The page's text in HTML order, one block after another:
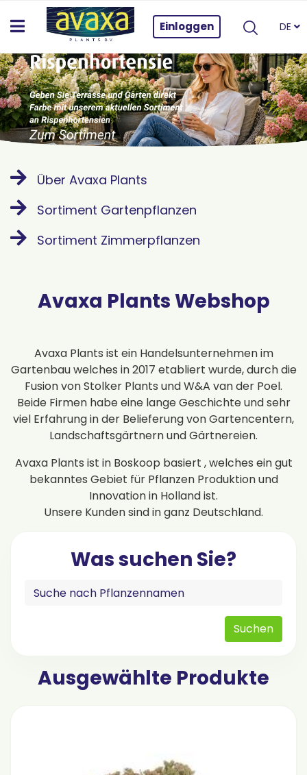
Einloggen DE
Über Avaxa Plants
Sortiment Gartenpflanzen
Sortiment Zimmerpflanzen
Avaxa Plants Webshop
Avaxa Plants ist ein Handelsunternehmen im
Gartenbau welches in 2017 etabliert wurde, durch die
Fusion von Stolker Plants und W&A van der Poel.
Beide Firmen habe eine lange Geschichte und sehr
viel Erfahrung in der Belieferung von Gartencentern,
Landschaftsgärtnern und Gärtnereien.
Avaxa Plants ist in Boskoop basiert , welches ein gut
bekanntes Gebiet für Pflanzen Produktion und
Innovation in Holland ist.
Unsere Kunden sind in ganz Deutschland.
Was suchen Sie?
Suchen
Ausgewählte Produkte